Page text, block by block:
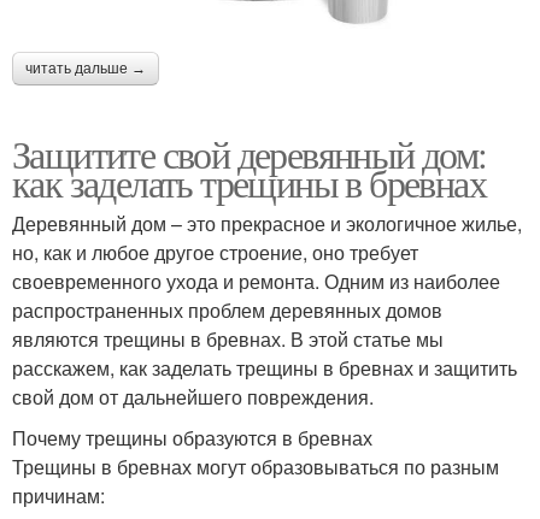
читать дальше →
Защитите свой деревянный дом:
как заделать трещины в бревнах
Деревянный дом – это прекрасное и экологичное жилье,
но, как и любое другое строение, оно требует
своевременного ухода и ремонта. Одним из наиболее
распространенных проблем деревянных домов
являются трещины в бревнах. В этой статье мы
расскажем, как заделать трещины в бревнах и защитить
свой дом от дальнейшего повреждения.
Почему трещины образуются в бревнах
Трещины в бревнах могут образовываться по разным
причинам: